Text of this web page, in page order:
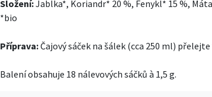
Složení:Jablka*, Koriandr* 20 %, Fenykl* 15 %,
*bio
Příprava:Čajový sáček na šálek (cca 250 ml)
Balení obsahuje 18 nálevových sáčků à 1,5 g.